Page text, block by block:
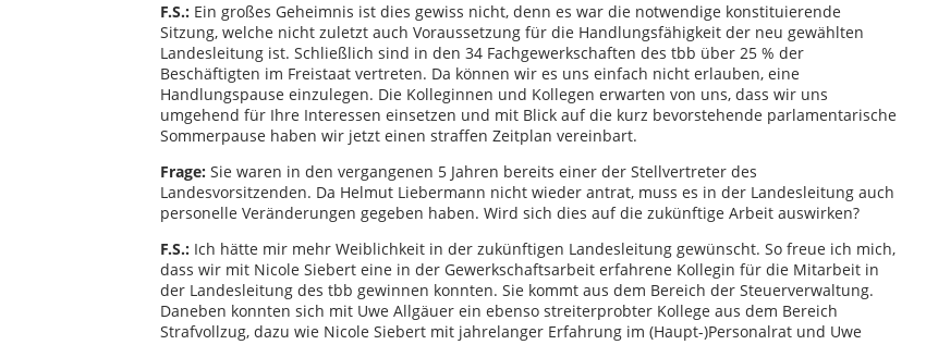
F.S.: Ein großes Geheimnis ist dies gewiss nicht, denn es war die notwendige konstituierende
Sitzung, welche nicht zuletzt auch Voraussetzung für die Handlungsfähigkeit der neu gewählten
Landesleitung ist. Schließlich sind in den 34 Fachgewerkschaften des tbb über 25 % der
Beschäftigten im Freistaat vertreten. Da können wir es uns einfach nicht erlauben, eine
Handlungspause einzulegen. Die Kolleginnen und Kollegen erwarten von uns, dass wir uns
umgehend für Ihre Interessen einsetzen und mit Blick auf die kurz bevorstehende parlamentarische
Sommerpause haben wir jetzt einen straffen Zeitplan vereinbart.
Frage: Sie waren in den vergangenen 5 Jahren bereits einer der Stellvertreter des
Landesvorsitzenden. Da Helmut Liebermann nicht wieder antrat, muss es in der Landesleitung auch
personelle Veränderungen gegeben haben. Wird sich dies auf die zukünftige Arbeit auswirken?
F.S.: Ich hätte mir mehr Weiblichkeit in der zukünftigen Landesleitung gewünscht. So freue ich mich,
dass wir mit Nicole Siebert eine in der Gewerkschaftsarbeit erfahrene Kollegin für die Mitarbeit in
der Landesleitung des tbb gewinnen konnten. Sie kommt aus dem Bereich der Steuerverwaltung.
Daneben konnten sich mit Uwe Allgäuer ein ebenso streiterprobter Kollege aus dem Bereich
Strafvollzug, dazu wie Nicole Siebert mit jahrelanger Erfahrung im (Haupt-)Personalrat und Uwe